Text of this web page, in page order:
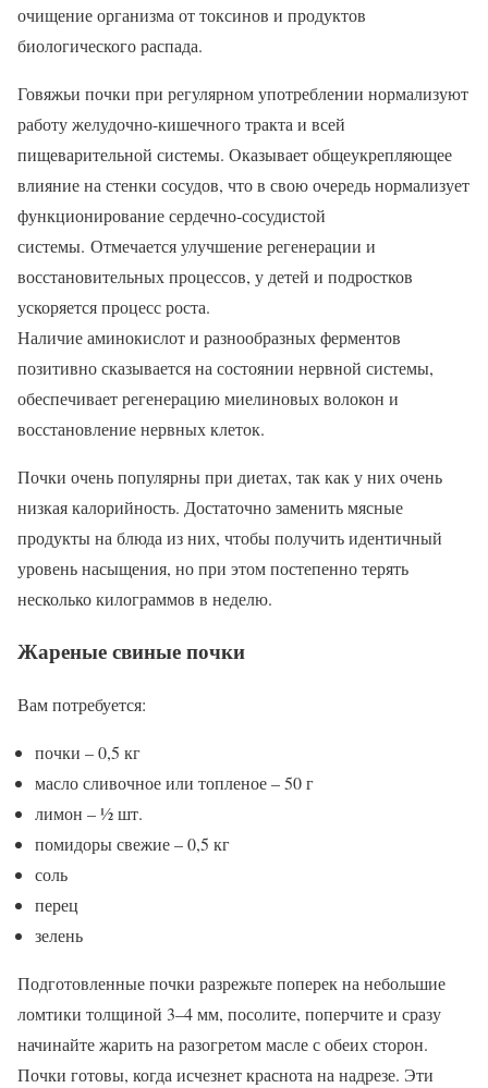
очищение организма от токсинов и продуктов
биологического распада.
Говяжьи почки при регулярном употреблении нормализуют
работу желудочно-кишечного тракта и всей
пищеварительной системы. Оказывает общеукрепляющее
влияние на стенки сосудов, что в свою очередь нормализует
функционирование сердечно-сосудистой
системы. Отмечается улучшение регенерации и
восстановительных процессов, у детей и подростков
ускоряется процесс роста.
Наличие аминокислот и разнообразных ферментов
позитивно сказывается на состоянии нервной системы,
обеспечивает регенерацию миелиновых волокон и
восстановление нервных клеток.
Почки очень популярны при диетах, так как у них очень
низкая калорийность. Достаточно заменить мясные
продукты на блюда из них, чтобы получить идентичный
уровень насыщения, но при этом постепенно терять
несколько килограммов в неделю.
Жареные свиные почки
Вам потребуется:
почки – 0,5 кг
масло сливочное или топленое – 50 г
лимон – ½ шт.
помидоры свежие – 0,5 кг
соль
перец
зелень
Подготовленные почки разрежьте поперек на небольшие
ломтики толщиной 3–4 мм, посолите, поперчите и сразу
начинайте жарить на разогретом масле с обеих сторон.
Почки готовы, когда исчезнет краснота на надрезе. Эти